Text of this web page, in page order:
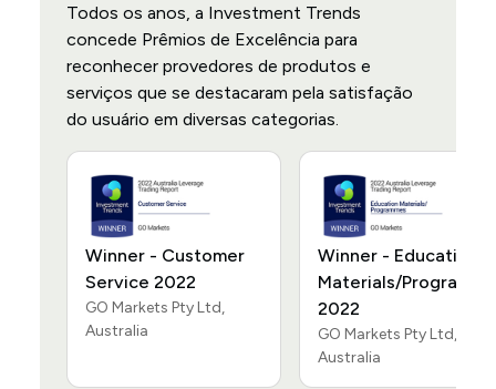
Todos os anos, a Investment Trends
concede Prêmios de Excelência para
reconhecer provedores de produtos e
serviços que se destacaram pela satisfação
do usuário em diversas categorias.
Winner - Customer
Service 2022
GO Markets Pty Ltd,
Australia
Winner - Education
Materials/
2022
GO Markets Pty Ltd,
Australia